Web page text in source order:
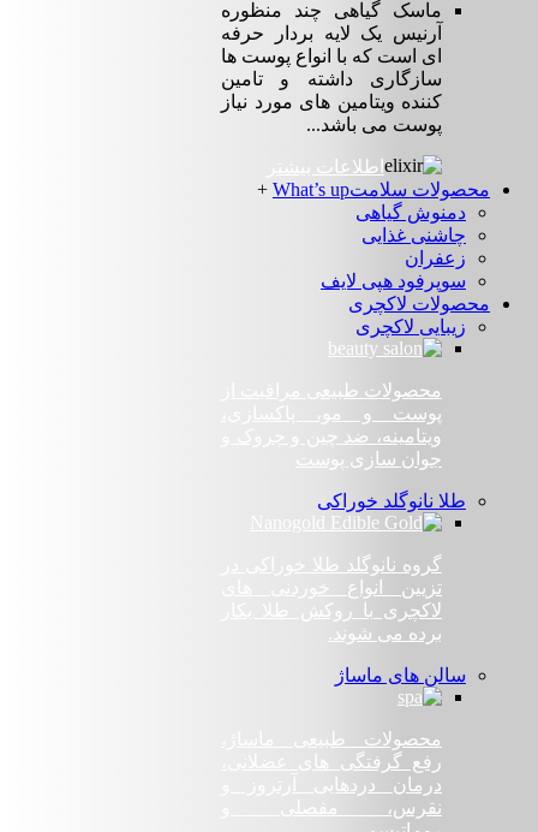
ماسک گیاهی چند منظوره
آرنیس یک لایه بردار حرفه
ای است که با انواع پوست ها
سازگاری داشته و تامین
کننده ویتامین های مورد نیاز
پوست می باشد...
اطلاعات بیشتر
محصولات سلامتWhat’s up
دمنوش گیاهی
چاشنی غذایی
زعفران
سوپرفود هپی لایف
+
محصولات لاکچری
زیبایی لاکچری
محصولات طبیعی مراقبت از
پوست و مو، پاکسازی،
ویتامینه، ضد چین و چروک و
جوان سازی پوست
طلا نانوگلد خوراکی
گروه نانوگلد طلا خوراکی در
تزیین انواع خوردنی های
لاکچری با روکش طلا بکار
برده می شوند.
سالن های ماساژ
محصولات طبیعی ماساژ،
رفع گرفتگی های عضلانی،
درمان دردهايی آرتروز و
نقرس، مفصلی و